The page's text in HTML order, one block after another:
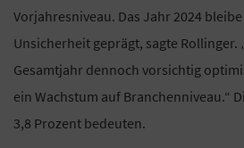
Vorjahresniveau. Das Jahr 2024
Unsicherheit geprägt, sagte Rollinger.
Gesamtjahr dennoch vorsichtig
ein Wachstum auf Branchenniveau.“
3,8 Prozent bedeuten.